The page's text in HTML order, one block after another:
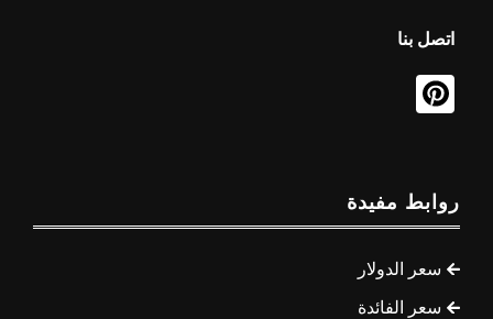
اتصل بنا
روابط مفيدة
سعر الدولار
سعر الفائدة